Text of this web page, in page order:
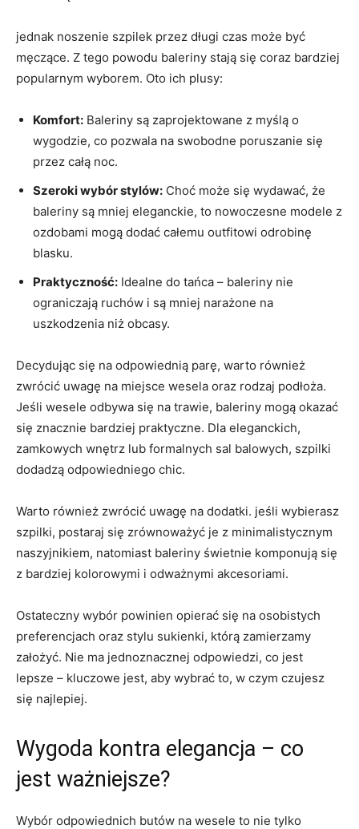
jednak noszenie szpilek przez długi czas może być
męczące. Z tego powodu baleriny stają się coraz bardziej
popularnym wyborem. Oto ich plusy:
Komfort: Baleriny są zaprojektowane z myślą o
wygodzie, co pozwala na swobodne poruszanie się
przez całą noc.
Szeroki wybór stylów: Choć może się wydawać, że
baleriny są mniej eleganckie, to nowoczesne modele z
ozdobami mogą dodać całemu outfitowi odrobinę
blasku.
Praktyczność: Idealne do tańca – baleriny nie
ograniczają ruchów i są mniej narażone na
uszkodzenia niż obcasy.
Decydując się na odpowiednią parę, warto również
zwrócić uwagę na miejsce wesela oraz rodzaj podłoża.
Jeśli wesele odbywa się na trawie, baleriny mogą okazać
się znacznie bardziej praktyczne. Dla eleganckich,
zamkowych wnętrz lub formalnych sal balowych, szpilki
dodadzą odpowiedniego chic.
Warto również zwrócić uwagę na dodatki. jeśli wybierasz
szpilki, postaraj się zrównoważyć je z minimalistycznym
naszyjnikiem, natomiast baleriny świetnie komponują się
z bardziej kolorowymi i odważnymi akcesoriami.
Ostateczny wybór powinien opierać się na osobistych
preferencjach oraz stylu sukienki, którą zamierzamy
założyć. Nie ma jednoznacznej odpowiedzi, co jest
lepsze – kluczowe jest, aby wybrać to, w czym czujesz
się najlepiej.
Wygoda kontra elegancja – co
jest ważniejsze?
Wybór odpowiednich butów na wesele to nie tylko